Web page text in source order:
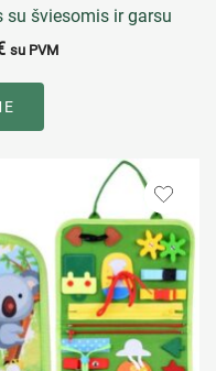
su šviesomis ir garsu
su PVM